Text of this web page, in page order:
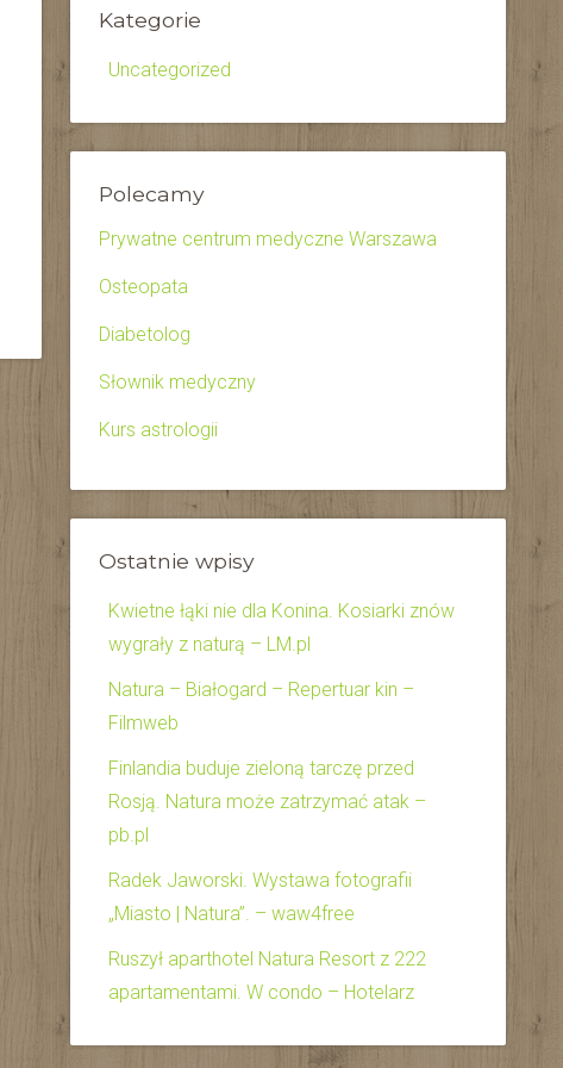
Kategorie
Uncategorized
Polecamy
Prywatne centrum medyczne Warszawa
Osteopata
Diabetolog
Słownik medyczny
Kurs astrologii
Ostatnie wpisy
Kwietne łąki nie dla Konina. Kosiarki znów
wygrały z naturą – LM.pl
Natura – Białogard – Repertuar kin –
Filmweb
Finlandia buduje zieloną tarczę przed
Rosją. Natura może zatrzymać atak –
pb.pl
Radek Jaworski. Wystawa fotografii
„Miasto | Natura”. – waw4free
Ruszył aparthotel Natura Resort z 222
apartamentami. W condo – Hotelarz